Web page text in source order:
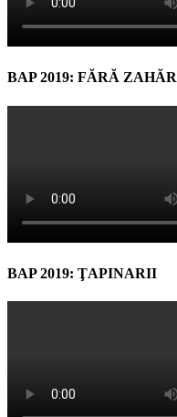
BAP 2019: FĂRĂ ZAHĂR
BAP 2019: ŢAPINARII